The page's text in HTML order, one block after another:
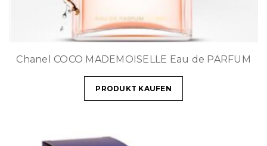
Chanel COCO MADEMOISELLE Eau de PARFUM
PRODUKT KAUFEN